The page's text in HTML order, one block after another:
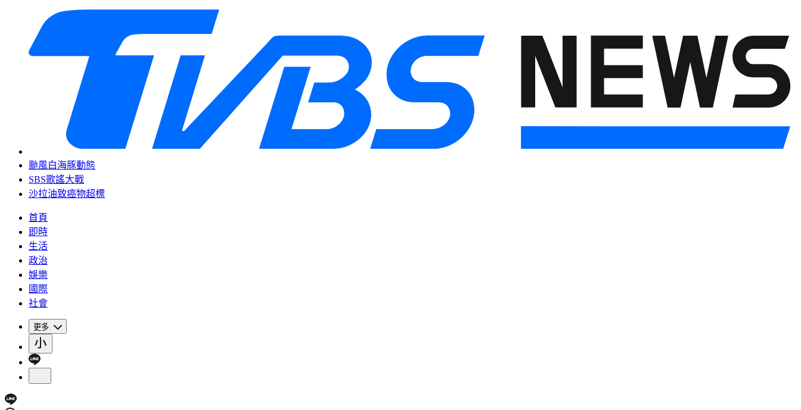
颱風白海豚動態
SBS歌謠大戰
沙拉油致癌物超標
首頁
即時
生活
政治
娛樂
國際
社會
更多